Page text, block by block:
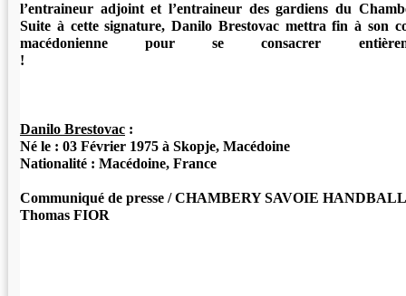
l’entraineur adjoint et l’entraineur des gardiens du
Suite à cette signature, Danilo Brestovac mettra fin à son
macédonienne pour se consacrer
Danilo Brestovac :
Né le : 03 Février 1975 à Skopje, Macédoine
Nationalité : Macédoine, France
Communiqué de presse / CHAMBERY SAVOIE HANDBALL
Thomas FIOR